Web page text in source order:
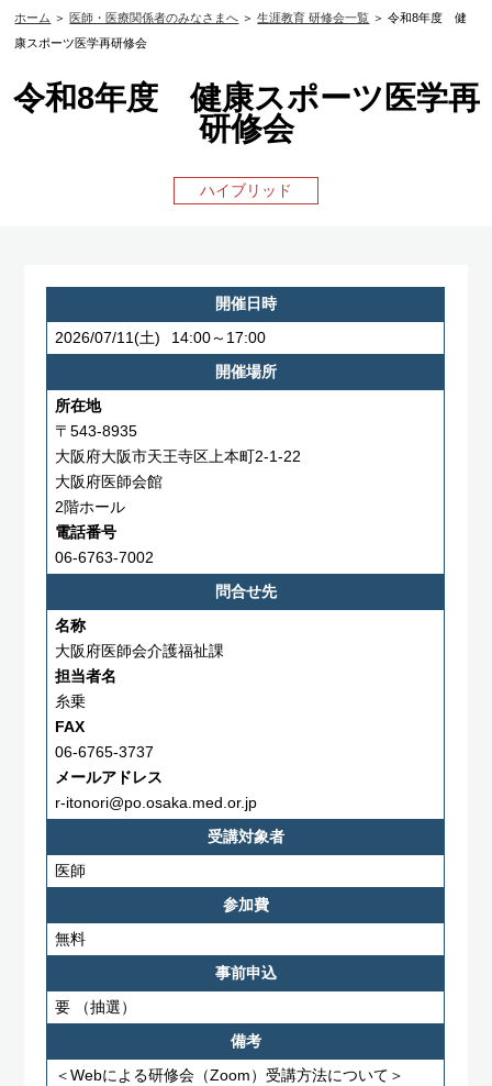
ホーム ＞医師・医療関係者のみなさまへ ＞生涯教育 研修会一覧 ＞ 令和8年度 健
康スポーツ医学再研修会
令和8年度 健康スポーツ医学再
研修会
ハイブリッド
開催日時
2026/07/11(土)
14:00～17:00
開催場所
所在地
〒543-8935
大阪府大阪市天王寺区上本町2-1-22
大阪府医師会館
2階ホール
電話番号
06-6763-7002
問合せ先
名称
大阪府医師会介護福祉課
担当者名
糸乗
FAX
06-6765-3737
メールアドレス
r-itonori@po.osaka.med.or.jp
受講対象者
医師
参加費
無料
事前申込
要
（抽選）
備考
＜Webによる研修会（Zoom）受講方法について＞